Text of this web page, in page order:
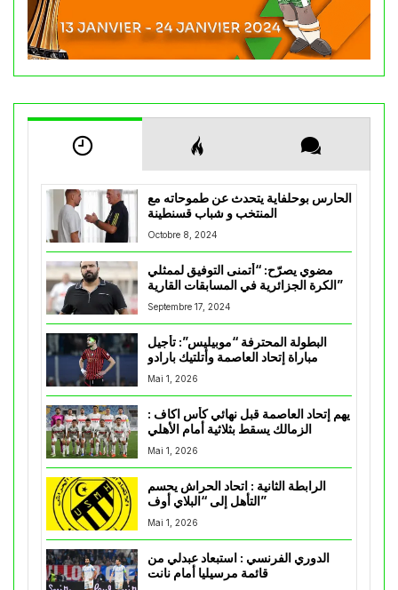
الحارس بوحلفاية يتحدث عن طموحاته مع
المنتخب و شباب قسنطينة
Octobre 8, 2024
مضوي يصرّح: “أتمنى التوفيق لممثلي
الكرة الجزائرية في المسابقات القارية”
Septembre 17, 2024
البطولة المحترفة “موبيليس”: تأجيل
مباراة إتحاد العاصمة وأتلتيك بارادو
Mai 1, 2026
يهم إتحاد العاصمة قبل نهائي كأس اكاف :
Mai 1, 2026
الرابطة الثانية : اتحاد الحراش يحسم
التأهل إلى “البلاي أوف”
Mai 1, 2026
الدوري الفرنسي : استبعاد عبدلي من
قائمة مرسيليا أمام نانت